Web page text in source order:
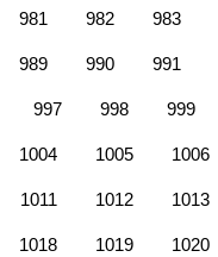
981 982 983
989 990 991
997 998 999
1004 1005 1006
1011 1012 1013
1018 1019 1020